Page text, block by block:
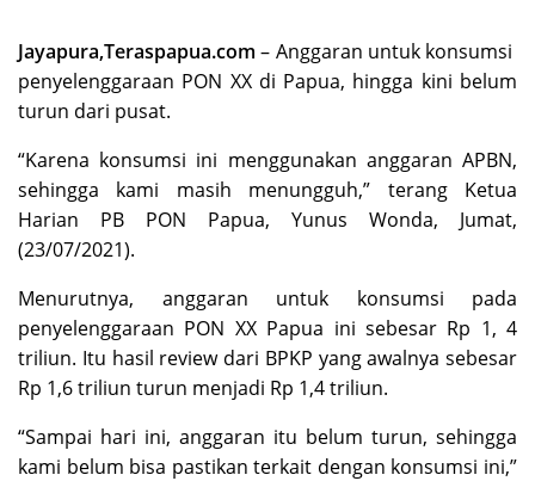
Jayapura,Teraspapua.com – Anggaran untuk konsumsi
penyelenggaraan PON XX di Papua, hingga kini belum
turun dari pusat.
“Karena konsumsi ini menggunakan anggaran APBN,
sehingga kami masih menungguh,” terang Ketua
Harian PB PON Papua, Yunus Wonda, Jumat,
(23/07/2021).
Menurutnya, anggaran untuk konsumsi pada
penyelenggaraan PON XX Papua ini sebesar Rp 1, 4
triliun. Itu hasil review dari BPKP yang awalnya sebesar
Rp 1,6 triliun turun menjadi Rp 1,4 triliun.
“Sampai hari ini, anggaran itu belum turun, sehingga
kami belum bisa pastikan terkait dengan konsumsi ini,”